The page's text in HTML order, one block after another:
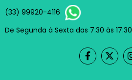
(33) 99920-4116
De Segunda à Sexta das 7:30 às 17:30